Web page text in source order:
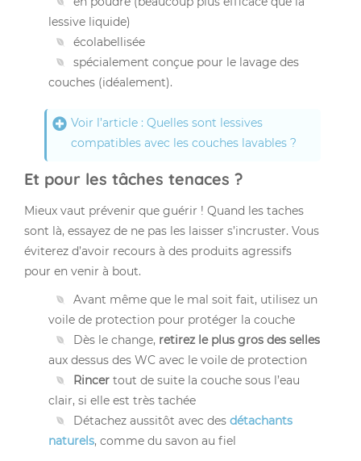
lessive liquide)
écolabellisée
spécialement conçue pour le lavage des
couches (idéalement).
Voir l’article : Quelles sont lessives
compatibles avec les couches lavables ?
Et pour les tâches tenaces ?
Mieux vaut prévenir que guérir ! Quand les taches
sont là, essayez de ne pas les laisser s’incruster. Vous
éviterez d’avoir recours à des produits agressifs
pour en venir à bout.
Avant même que le mal soit fait, utilisez un
voile de protection pour protéger la couche
Dès le change, retirez le plus gros des selles
aux dessus des WC avec le voile de protection
Rincer tout de suite la couche sous l’eau
clair, si elle est très tachée
Détachez aussitôt avec des détachants
naturels, comme du savon au fiel